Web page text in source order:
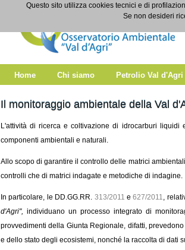
Monitoraggio
Home Chi siamo Petrolio Val d'Agri
Il monitoraggio ambientale della Val
L'attività di ricerca e coltivazione di idrocarburi
componenti ambientali e naturali.
Allo scopo di garantire il controllo delle matrici
controlli che di matrici indagate e metodiche di indagine.
In particolare, le DD.GG.RR. 313/2011 e627/2011,
d'Agri", individuano un processo integrato di
provvedimenti della Giunta Regionale, difatti,
e dello stato degli ecosistemi, nonché la raccolta di dati
Questo sito utilizza cookies tecnici e di
Se non desideri